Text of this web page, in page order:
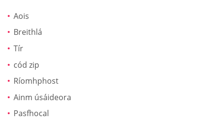
Aois
Breithlá
Tír
cód zip
Ríomhphost
Ainm úsáideora
Pasfhocal